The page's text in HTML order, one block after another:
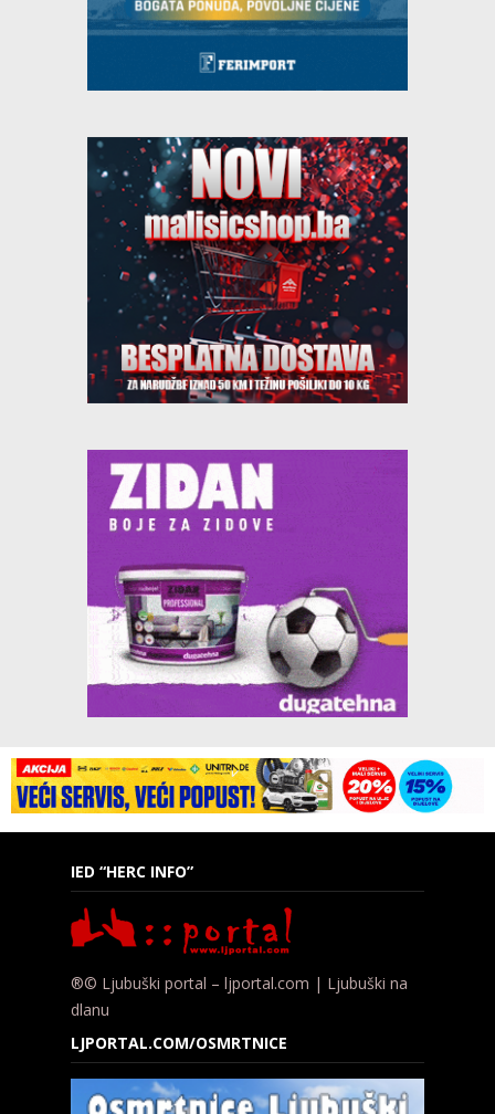
IED “HERC INFO”
®© Ljubuški portal – ljportal.com | Ljubuški na
dlanu
LJPORTAL.COM/OSMRTNICE